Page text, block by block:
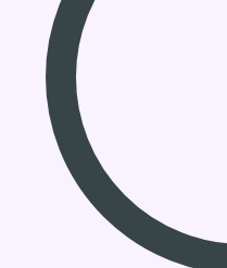
Durée : 1:30:00
Partager l'émission
Facebook
Twitter